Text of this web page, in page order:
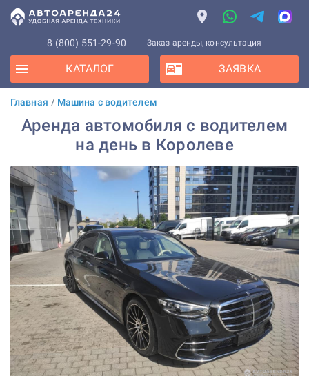
8 (800) 551-29-90 Заказ аренды, консультация
КАТАЛОГ ЗАЯВКА
Главная / Машина с водителем
Аренда автомобиля с водителем
на день в Королеве